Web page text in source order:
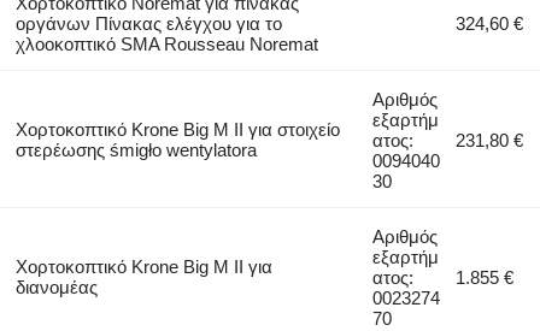
οργάνων Πίνακας ελέγχου για το
χλοοκοπτικό SMA Rousseau Noremat
324,60 €
Χορτοκοπτικό Krone Big M II για στοιχείο
στερέωσης śmigło wentylatora
Αριθμός
εξαρτήμ
ατος:
0094040
30
231,80 €
Χορτοκοπτικό Krone Big M II για
διανομέας
Αριθμός
εξαρτήμ
ατος:
0023274
70
1.855 €